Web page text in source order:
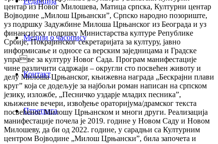
Медији о часопису
Контакт
Птретрага
центар из Новог Милошева, Матица српска, Културни центар
Војводине „Милош Црњански”, Српско народно позориште,
уз подршку Задужбине Милоша Црњанског из Београда и уз
финансијску подршку Министарства културе Републике
Србије, Покрајинског секретаријата за културу, јавно
информисање и односе са верским заједницама и Градске
управе за културу Новог Сада. Програм манифестације
чине различити садржаји – округли сто посвећен животу и
делу Милоша Црњанског, књижевна награда „Бескрајни плави
круг” која се додељује за најбољи роман написан на српском
језику, изложбе, „Песничко уздарје младих песника”,
књижевне вечери, извођење ораторијума/драмског текста
посвећеног Милошу Црњанском и многи други. Реализација
манифестације почела je 2019. године у Новом Саду и Новом
Милошеву, да би од 2022. године, у сарадњи са Културним
центром Војводине „Милош Црњански”, била започета и